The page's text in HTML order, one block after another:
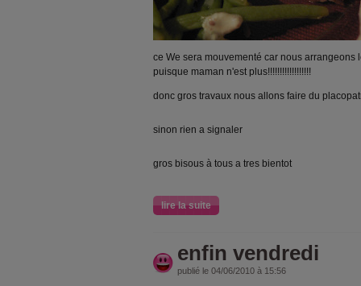
ce We sera mouvementé car nous
puisque maman n'est plus!!!!!!!!!!!!!!!!!!
donc gros travaux nous allons faire du
sinon rien a signaler
gros bisous à tous a tres bientot
lire la suite
enfin vendredi
publié le 04/06/2010 à 15:56